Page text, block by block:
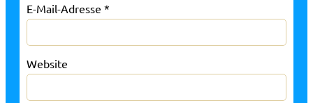
E-Mail-Adresse *
Website